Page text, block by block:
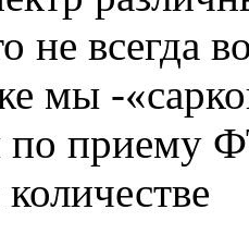
не всегда
мы -
по приему